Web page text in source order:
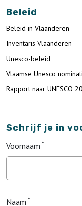
Beleid
Beleid in Vlaanderen
Inventaris Vlaanderen
Unesco-beleid
Vlaamse Unesco
Rapport naar UNESCO
Schrijf je in
Voornaam
Naam